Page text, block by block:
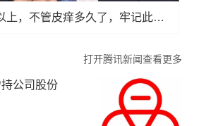
凡是皮肤瘙痒1月以上，不管皮痒多久了，牢记此法，快！准！狠！
打开腾讯新闻查看更多
公司股份